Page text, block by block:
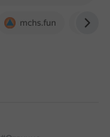
mchs.fun